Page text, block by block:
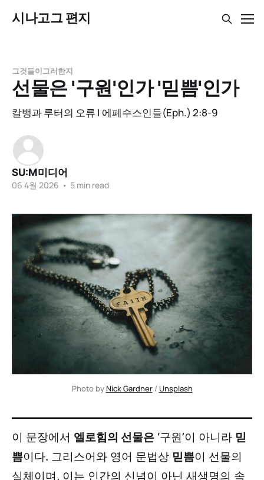
시나고그 편지
그것들이그러한지
선물은 '구원'인가 '믿쁨'인가
칼뱅과 루터의 오류 | 에페수스인들(Eph.) 2:8-9
SU:M미디어
06 4월 2026 • 5 min read
Photo by Nick Gardner / Unsplash
이 문장에서 엘로힘의 선물은 ‘구원’이 아니라 믿
쁨이다. 그리스어와 영어 문법상 믿쁨이 선물의
실체이며, 이는 인간의 신념이 아닌 새생명의 속